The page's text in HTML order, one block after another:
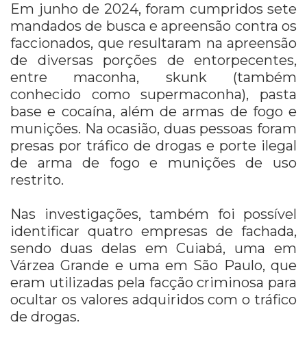
Em junho de 2024, foram cumpridos sete
mandados de busca e apreensão contra os
faccionados, que resultaram na apreensão
de diversas porções de entorpecentes,
entre maconha, skunk (também
conhecido como supermaconha), pasta
base e cocaína, além de armas de fogo e
munições. Na ocasião, duas pessoas foram
presas por tráfico de drogas e porte ilegal
de arma de fogo e munições de uso
restrito.
Nas investigações, também foi possível
identificar quatro empresas de fachada,
sendo duas delas em Cuiabá, uma em
Várzea Grande e uma em São Paulo, que
eram utilizadas pela facção criminosa para
ocultar os valores adquiridos com o tráfico
de drogas.